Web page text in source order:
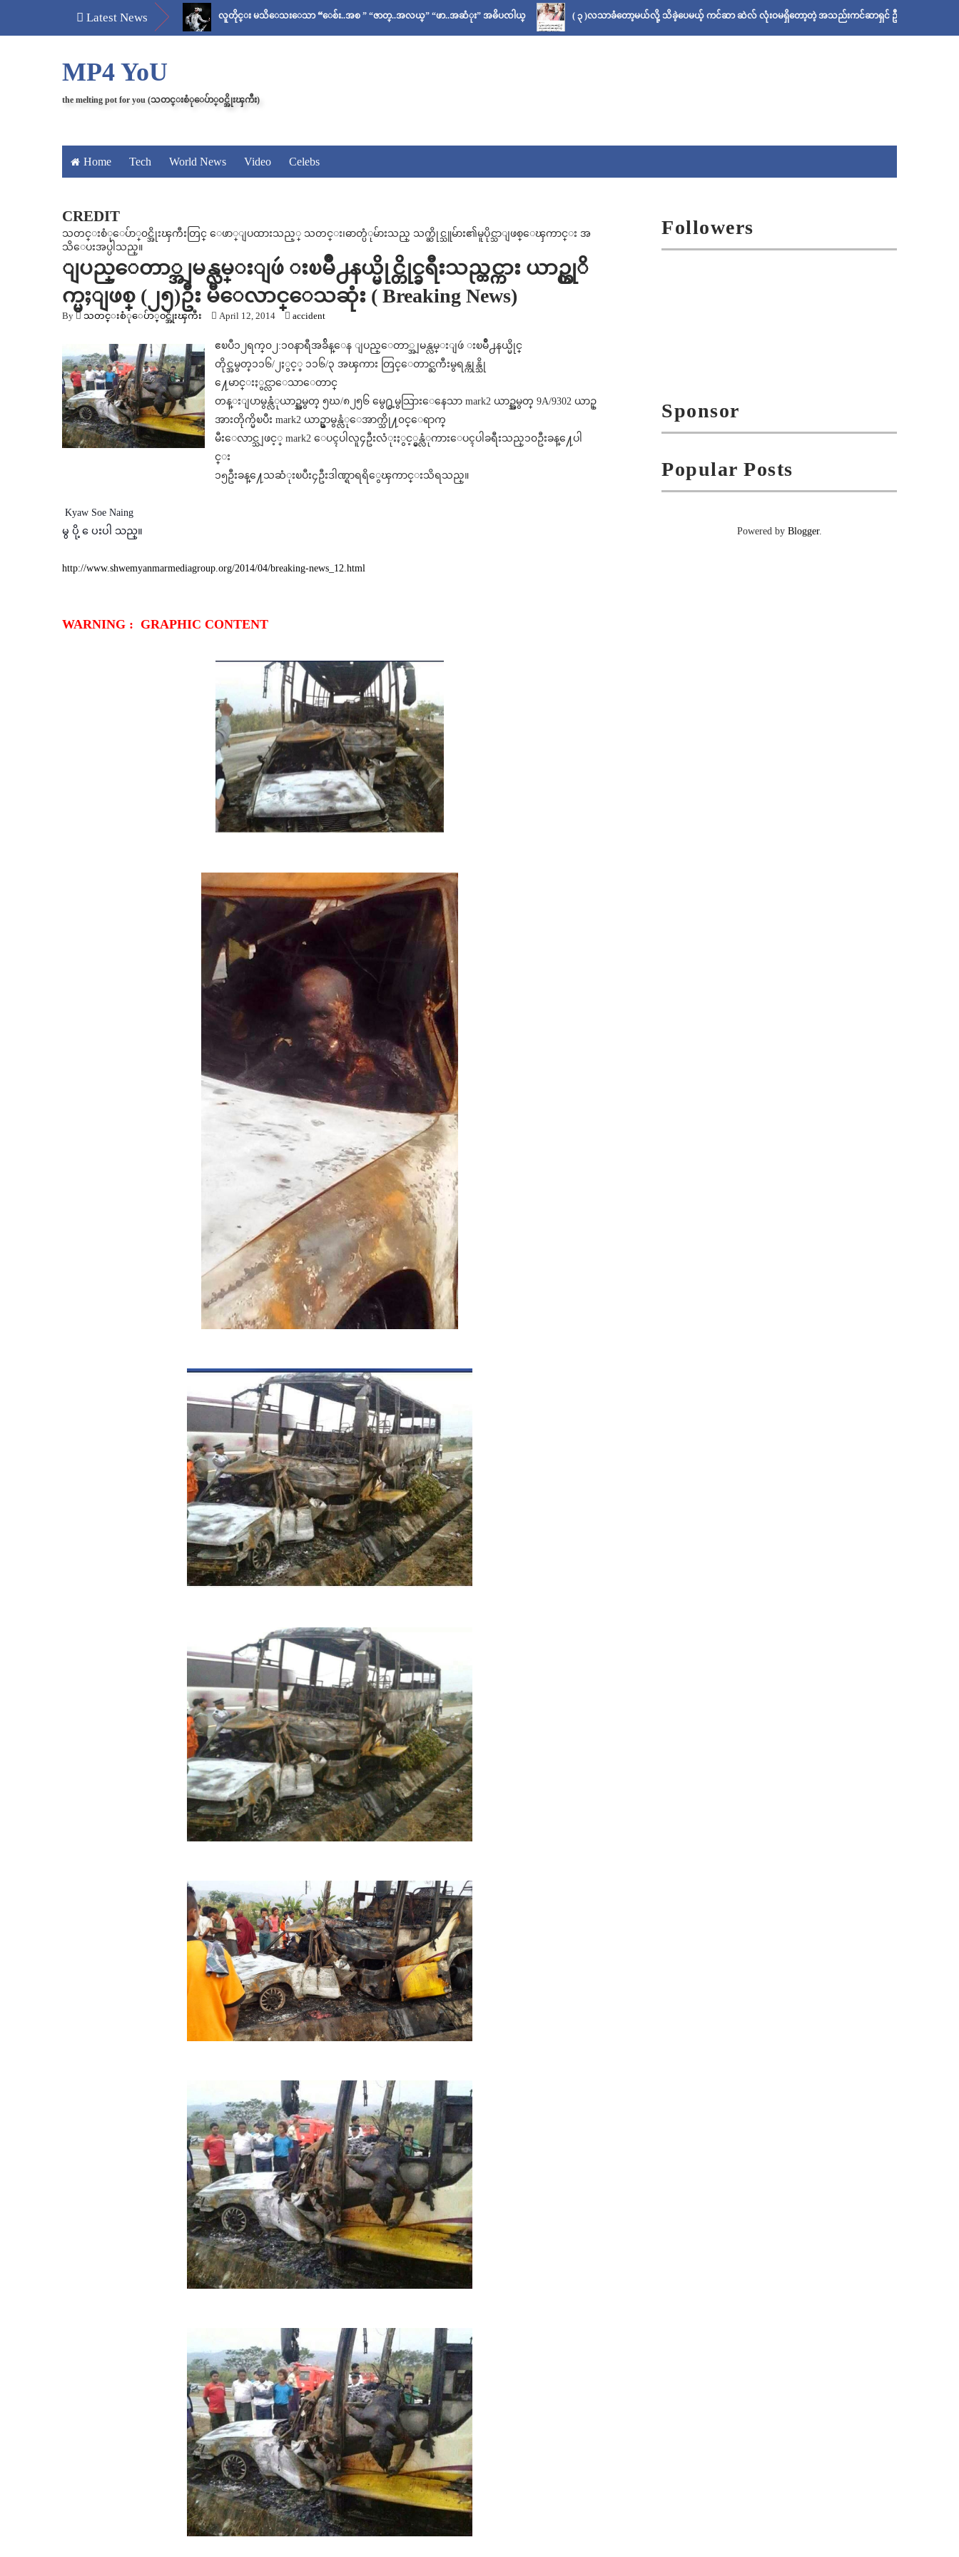
Latest News
မန်ကျည်းချဉ် သိပ်နည်း လူတိုင္း မသိေသးေသာ “ေစ်း..အစ ” “ဇာတ္..အလယ္” “ဖာ..အဆံုး” အဓိပၸါယ္ ( ၃ )လသာခံတော့မယ်လို့ သိခဲ့ပေမယ့် ကင်ဆာ ဆဲလ် လုံးဝမရှိတော့တဲ့ အသည်းကင်ဆာရှင် ဦးစိုးသန်းရဲ့ ဆေးနည်း
MP4 YoU
the melting pot for you (သတင္းစံုေပ်ာ္၀င္အိုးၾကီး)
Home Tech World News Video Celebs
CREDIT
သတင္းစံုေပ်ာ္၀င္အိုးၾကီးတြင္ ေဖာ္ျပထားသည့္ သတင္း၊ဓာတ္ပံုမ်ားသည္ သက္ဆိုင္သူမ်ား၏မူပိုင္သာျဖစ္ေၾကာင္း အ
သိေပးအပ္ပါသည္။
ျပည္ေတာ္အျမန္လမ္းျဖဴ းၿမိဳ႕နယ္မိုင္တိုင္ခရီးသည္တင္ကား ယာဥ္တုိ
က္မႈျဖစ္ (၂၅)ဦး မီေလာင္ေသဆုံး ( Breaking News)
By သတင္းစံုေပ်ာ္၀င္အိုးၾကီး April 12, 2014 accident
ဧၿပီ၁၂ရက္၀၂:၁၀နာရီအခ်ိန္ေန ျပည္ေတာ္အျမန္လမ္းျဖဴ းၿမိဳ႕နယ္မိုင္
တိုင္အမွတ္၁၁၆/၂ႏွင့္ ၁၁၆/၃ အၾကား တြင္ေတာင္ႀကီးမွရန္ကုန္သို
႔ေမာင္းႏွင္လာေသာေတာင္
တန္းျပာမွန္လံုယာဥ္အမွတ္ ၅ဃ/၈၂၅၆ မွေ႐ွ့မွသြားေနေသာ mark2 ယာဥ္အမွတ္ 9A/9302 ယာဥ္
အားတိုက္မိၿပီး mark2 ယာဥ္မွာမွန္လံုေအာက္သို႔၀င္ေရာက္
မီးေလာင္သျဖင့္ mark2 ေပၚပါလူ၄ဦးလံုးႏွင့္မွန္လံုကားေပၚပါခရီးသည္၁၀ဦးခန္႔ေပါ
င္း
၁၅ဦးခန္႔ေသဆံုးၿပီး၄ဦးဒါဏ္ရာရရိွေၾကာင္းသိရသည္။
Kyaw Soe Naing
မွ ပို ့ ေပးပါ သည္။
http://www.shwemyanmarmediagroup.org/2014/04/breaking-news_12.html
WARNING : GRAPHIC CONTENT
Followers
Sponsor
Popular Posts
Powered by Blogger.